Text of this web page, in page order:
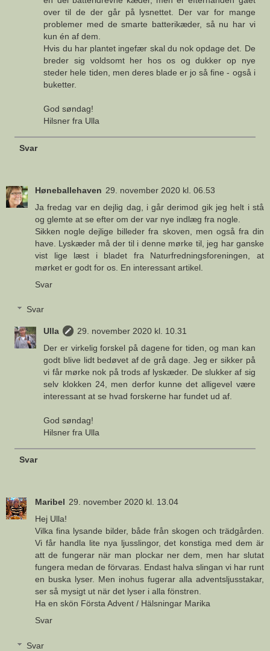
over til de der går på lysnettet. Der var for mange
problemer med de smarte batterikæder, så nu har vi
kun én af dem.
Hvis du har plantet ingefær skal du nok opdage det. De
breder sig voldsomt her hos os og dukker op nye
steder hele tiden, men deres blade er jo så fine - også i
buketter.
God søndag!
Hilsner fra Ulla
Svar
Høneballehaven 29. november 2020 kl. 06.53
Ja fredag var en dejlig dag, i går derimod gik jeg helt i stå
og glemte at se efter om der var nye indlæg fra nogle.
Sikken nogle dejlige billeder fra skoven, men også fra din
have. Lyskæder må der til i denne mørke til, jeg har ganske
vist lige læst i bladet fra Naturfredningsforeningen, at
mørket er godt for os. En interessant artikel.
Svar
Svar
Ulla
29. november 2020 kl. 10.31
Der er virkelig forskel på dagene for tiden, og man kan
godt blive lidt bedøvet af de grå dage. Jeg er sikker på
vi får mørke nok på trods af lyskæder. De slukker af sig
selv klokken 24, men derfor kunne det alligevel være
interessant at se hvad forskerne har fundet ud af.
God søndag!
Hilsner fra Ulla
Svar
Maribel 29. november 2020 kl. 13.04
Hej Ulla!
Vilka fina lysande bilder, både från skogen och trädgården.
Vi får handla lite nya ljusslingor, det konstiga med dem är
att de fungerar när man plockar ner dem, men har slutat
fungera medan de förvaras. Endast halva slingan vi har runt
en buska lyser. Men inohus fugerar alla adventsljusstakar,
ser så mysigt ut när det lyser i alla fönstren.
Ha en skön Första Advent / Hälsningar Marika
Svar
Svar